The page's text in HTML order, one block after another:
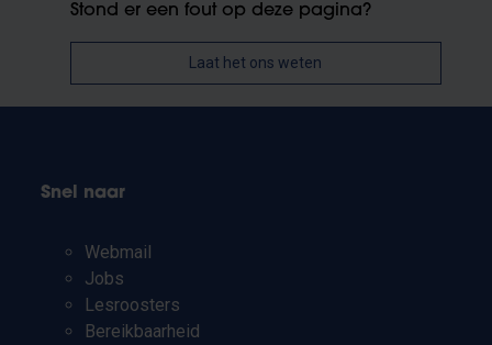
Stond er een fout op deze pagina?
Laat het ons weten
Snel naar
Webmail
Jobs
Lesroosters
Bereikbaarheid